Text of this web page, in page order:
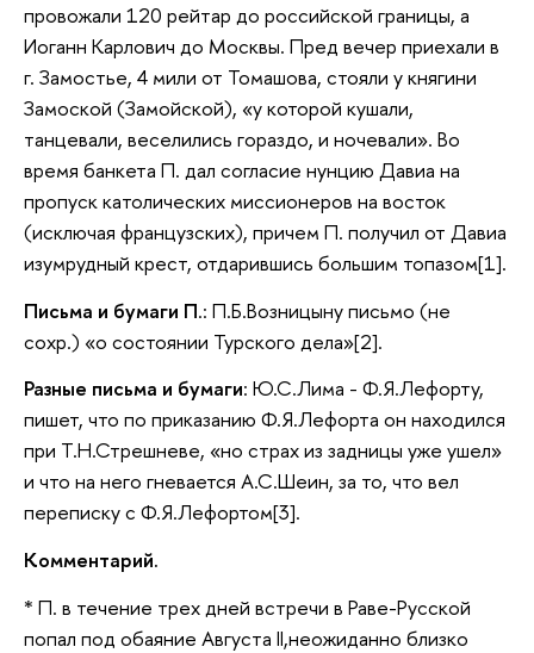
провожали 120 рейтар до российской границы, а
Иоганн Карлович до Москвы. Пред вечер приехали в
г. Замостье, 4 мили от Томашова, стояли у княгини
Замоской (Замойской), «у которой кушали,
танцевали, веселились гораздо, и ночевали». Во
время банкета П. дал согласие нунцию Давиа на
пропуск католических миссионеров на восток
(исключая французских), причем П. получил от Давиа
изумрудный крест, отдарившись большим топазом[1].
Письма и бумаги П.: П.Б.Возницыну письмо (не
сохр.) «о состоянии Турского дела»[2].
Разные письма и бумаги: Ю.С.Лима - Ф.Я.Лефорту,
пишет, что по приказанию Ф.Я.Лефорта он находился
при Т.Н.Стрешневе, «но страх из задницы уже ушел»
и что на него гневается А.С.Шеин, за то, что вел
переписку с Ф.Я.Лефортом[3].
Комментарий.
* П. в течение трех дней встречи в Раве-Русской
попал под обаяние Августа II,неожиданно близко